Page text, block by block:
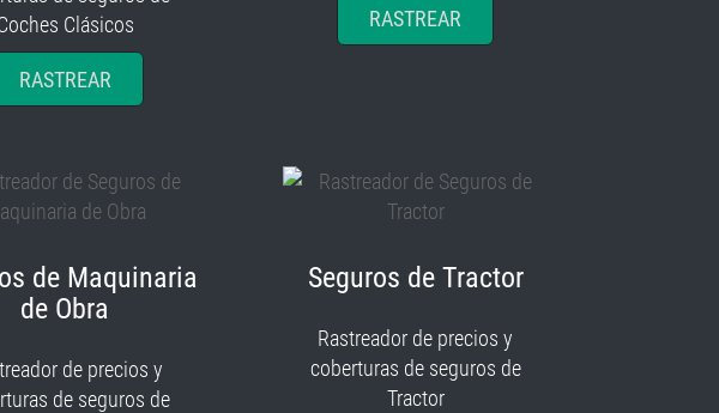
Clásicos
RASTREAR
RASTREAR
de Maquinaria
de Obra
de precios y
de seguros de
Seguros de Tractor
Rastreador de precios y
coberturas de seguros de
Tractor